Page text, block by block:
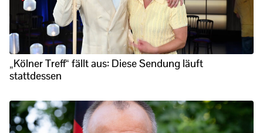
„Kölner Treff“ fällt aus: Diese Sendung läuft
stattdessen